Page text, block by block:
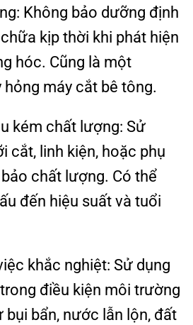
Không bảo dưỡng định
kịp thời khi phát hiện
hóc. Cũng là một
hỏng máy cắt bê tông.
kém chất lượng: Sử
cắt, linh kiện, hoặc phụ
chất lượng. Có thể
đến hiệu suất và tuổi
khắc nghiệt: Sử dụng
điều kiện môi trường
bụi bẩn, nước lẫn lộn, đất